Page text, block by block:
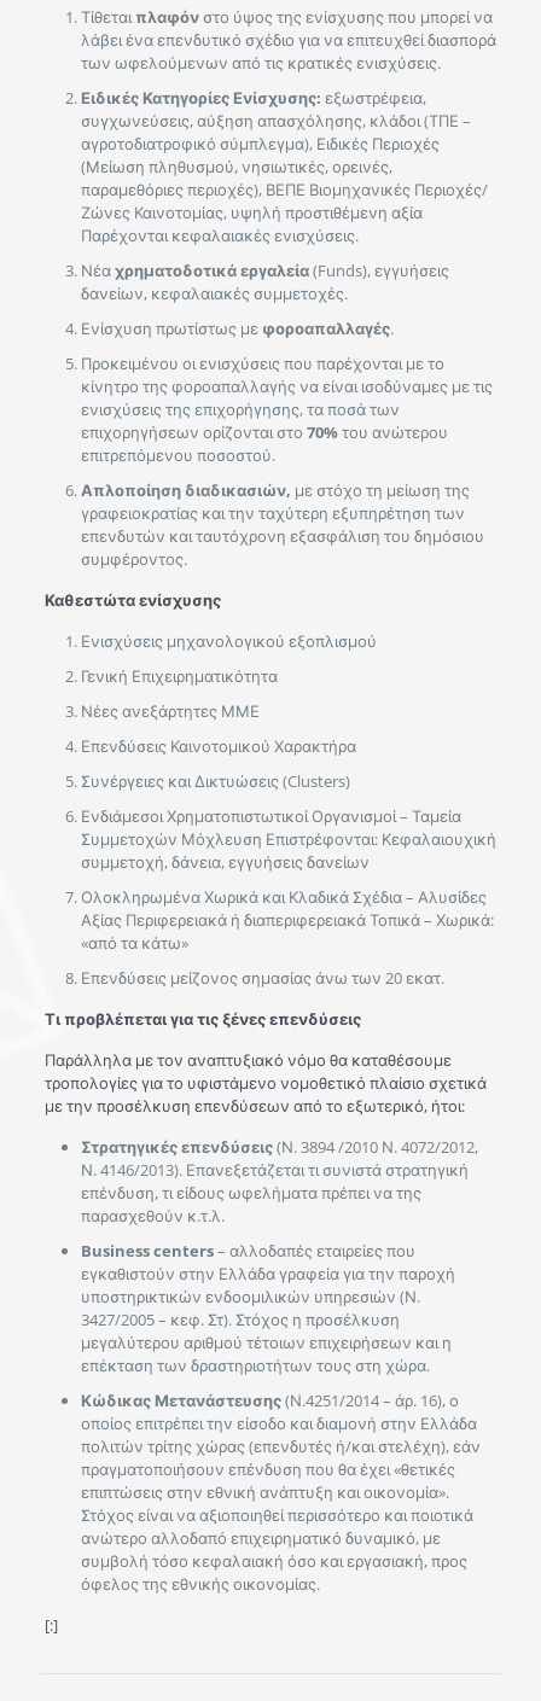
Τίθεταιπλαφόνστο ύψος της ενίσχυσης που μπορεί να
λάβει ένα επενδυτικό σχέδιο για να επιτευχθεί διασπορά
των ωφελούμενων από τις κρατικές ενισχύσεις.
Ειδικές Κατηγορίες Ενίσχυσης: εξωστρέφεια,
συγχωνεύσεις, αύξηση απασχόλησης, κλάδοι (ΤΠΕ –
αγροτοδιατροφικό σύμπλεγμα), Ειδικές Περιοχές
(Μείωση πληθυσμού, νησιωτικές, ορεινές,
παραμεθόριες περιοχές), ΒΕΠΕ Βιομηχανικές Περιοχές/
Ζώνες Καινοτομίας, υψηλή προστιθέμενη αξία
Παρέχονται κεφαλαιακές ενισχύσεις.
Νέαχρηματοδοτικά εργαλεία(Funds), εγγυήσεις
δανείων, κεφαλαιακές συμμετοχές.
Ενίσχυση πρωτίστως με φοροαπαλλαγές.
Προκειμένου οι ενισχύσεις που παρέχονται με το
κίνητρο της φοροαπαλλαγής να είναι ισοδύναμες με τις
ενισχύσεις της επιχορήγησης, τα ποσά των
επιχορηγήσεων ορίζονται στο 70%του ανώτερου
επιτρεπόμενου ποσοστού.
Απλοποίηση διαδικασιών, με στόχο τη μείωση της
γραφειοκρατίας και την ταχύτερη εξυπηρέτηση των
επενδυτών και ταυτόχρονη εξασφάλιση του δημόσιου
συμφέροντος.
Καθεστώτα ενίσχυσης
Ενισχύσεις μηχανολογικού εξοπλισμού
Γενική Επιχειρηματικότητα
Νέες ανεξάρτητες ΜΜΕ
Επενδύσεις Καινοτομικού Χαρακτήρα
Συνέργειες και Δικτυώσεις (Clusters)
Ενδιάμεσοι Χρηματοπιστωτικοί Οργανισμοί – Ταμεία
Συμμετοχών Μόχλευση Επιστρέφονται: Κεφαλαιουχική
συμμετοχή, δάνεια, εγγυήσεις δανείων
Ολοκληρωμένα Χωρικά και Κλαδικά Σχέδια – Αλυσίδες
Αξίας Περιφερειακά ή διαπεριφερειακά Τοπικά – Χωρικά:
«από τα κάτω»
Επενδύσεις μείζονος σημασίας άνω των 20 εκατ.
Τι προβλέπεται για τις ξένες επενδύσεις
Παράλληλα με τον αναπτυξιακό νόμο θα καταθέσουμε
τροπολογίες για το υφιστάμενο νομοθετικό πλαίσιο σχετικά
με την προσέλκυση επενδύσεων από το εξωτερικό, ήτοι:
Στρατηγικές επενδύσεις(Ν. 3894 /2010 Ν. 4072/2012,
Ν. 4146/2013). Επανεξετάζεται τι συνιστά στρατηγική
επένδυση, τι είδους ωφελήματα πρέπει να της
παρασχεθούν κ.τ.λ.
Business centers– αλλοδαπές εταιρείες που
εγκαθιστούν στην Ελλάδα γραφεία για την παροχή
υποστηρικτικών ενδοομιλικών υπηρεσιών (Ν.
3427/2005 – κεφ. Στ). Στόχος η προσέλκυση
μεγαλύτερου αριθμού τέτοιων επιχειρήσεων και η
επέκταση των δραστηριοτήτων τους στη χώρα.
Κώδικας Μετανάστευσης(Ν.4251/2014 – άρ. 16), ο
οποίος επιτρέπει την είσοδο και διαμονή στην Ελλάδα
πολιτών τρίτης χώρας (επενδυτές ή/και στελέχη), εάν
πραγματοποιήσουν επένδυση που θα έχει «θετικές
επιπτώσεις στην εθνική ανάπτυξη και οικονομία».
Στόχος είναι να αξιοποιηθεί περισσότερο και ποιοτικά
ανώτερο αλλοδαπό επιχειρηματικό δυναμικό, με
συμβολή τόσο κεφαλαιακή όσο και εργασιακή, προς
όφελος της εθνικής οικονομίας.
[:]